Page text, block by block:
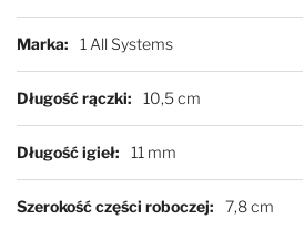
Marka 1 All Systems
Długość rączki 10,5 cm
Długość igieł 11 mm
Szerokość części roboczej 7,8 cm